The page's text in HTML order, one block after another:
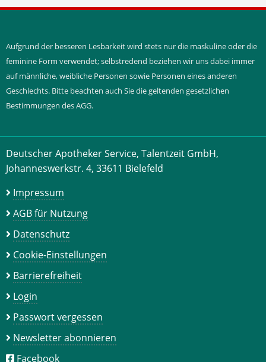
Aufgrund der besseren Lesbarkeit wird stets nur die maskuline oder die
feminine Form verwendet; selbstredend beziehen wir uns dabei immer
auf männliche, weibliche Personen sowie Personen eines anderen
Geschlechts. Bitte beachten auch Sie die geltenden gesetzlichen
Bestimmungen des AGG.
Deutscher Apotheker Service, Talentzeit GmbH,
Johanneswerkstr. 4, 33611 Bielefeld
Impressum
AGB für Nutzung
Datenschutz
Cookie-Einstellungen
Barrierefreiheit
Login
Passwort vergessen
Newsletter abonnieren
Facebook